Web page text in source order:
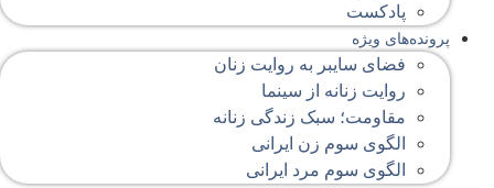
پادکست
پرونده‌های ویژه
فضای سایبر به روایت زنان
روایت زنانه از سینما
مقاومت؛ سبک زندگی زنانه
الگوی سوم زن ایرانی
الگوی سوم مرد ایرانی